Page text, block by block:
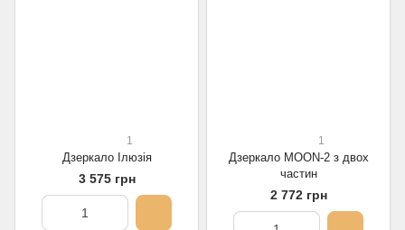
1
Дзеркало Ілюзія
3 575 грн
1
Дзеркало MOON-2 з двох
частин
2 772 грн